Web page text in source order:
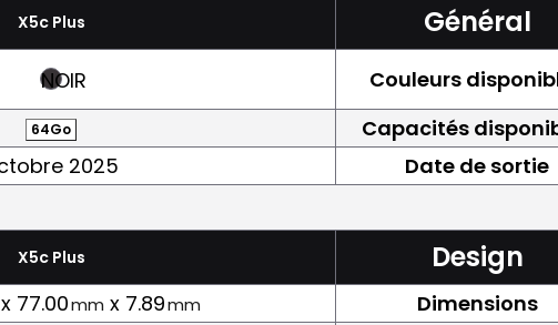
X5c Plus Général
NOIR Couleurs
64Go Capacités
2025 Date de sortie
X5c Plus Design
x 77.00mm x 7.89mm Dimensions